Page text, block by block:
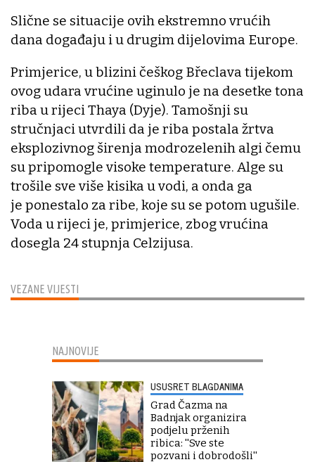
VEZANE VIJESTI
Slične se situacije ovih ekstremno vrućih
dana događaju i u drugim dijelovima Europe.
Primjerice, u blizini češkog Břeclava tijekom
ovog udara vrućine uginulo je na desetke tona
riba u rijeci Thaya (Dyje). Tamošnji su
stručnjaci utvrdili da je riba postala žrtva
eksplozivnog širenja modrozelenih algi čemu
su pripomogle visoke temperature. Alge su
trošile sve više kisika u vodi, a onda ga
je ponestalo za ribe, koje su se potom ugušile.
Voda u rijeci je, primjerice, zbog vrućina
dosegla 24 stupnja Celzijusa.
NAJNOVIJE
USUSRET BLAGDANIMA
Grad Čazma na
Badnjak organizira
podjelu prženih
ribica: ''Sve ste
pozvani i dobrodošli''